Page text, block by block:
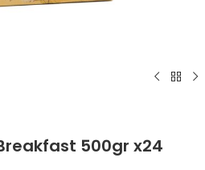
500gr x24